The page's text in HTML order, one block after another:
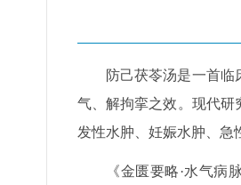
防己茯苓汤是一首
气、解拘挛之效。现代研
发性水肿、妊娠水肿、急
《金匮要略·水气